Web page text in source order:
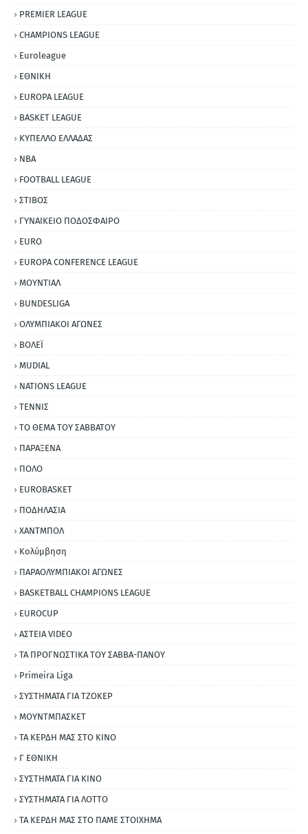
PREMIER LEAGUE
CHAMPIONS LEAGUE
Euroleague
ΕΘΝΙΚΗ
EUROPA LEAGUE
BASKET LEAGUE
ΚΥΠΕΛΛΟ ΕΛΛΑΔΑΣ
NBA
FOOTBALL LEAGUE
ΣΤΙΒΟΣ
ΓΥΝΑΙΚΕΙΟ ΠΟΔΟΣΦΑΙΡΟ
EURO
EUROPA CONFERENCE LEAGUE
ΜΟΥΝΤΙΑΛ
BUNDESLIGA
ΟΛΥΜΠΙΑΚΟΙ ΑΓΩΝΕΣ
ΒΟΛΕΪ
MUDIAL
NATIONS LEAGUE
ΤΕΝΝΙΣ
ΤΟ ΘΕΜΑ ΤΟΥ ΣΑΒΒΑΤΟΥ
ΠΑΡΑΞΕΝΑ
ΠΟΛΟ
EUROBASKET
ΠΟΔΗΛΑΣΙΑ
ΧΑΝΤΜΠΟΛ
Κολύμβηση
ΠΑΡΑΟΛΥΜΠΙΑΚΟΙ ΑΓΩΝΕΣ
BASKETBALL CHAMPIONS LEAGUE
EUROCUP
ΑΣΤΕΙΑ VIDEO
ΤΑ ΠΡΟΓΝΩΣΤΙΚΑ ΤΟΥ ΣΑΒΒΑ-ΠΑΝΟΥ
Primeira Liga
ΣΥΣΤΗΜΑΤΑ ΓΙΑ ΤΖΟΚΕΡ
ΜΟΥΝΤΜΠΑΣΚΕΤ
ΤΑ ΚΕΡΔΗ ΜΑΣ ΣΤΟ ΚΙΝΟ
Γ ΕΘΝΙΚΗ
ΣΥΣΤΗΜΑΤΑ ΓΙΑ ΚΙΝΟ
ΣΥΣΤΗΜΑΤΑ ΓΙΑ ΛΟΤΤΟ
ΤΑ ΚΕΡΔΗ ΜΑΣ ΣΤΟ ΠΑΜΕ ΣΤΟΙΧΗΜΑ